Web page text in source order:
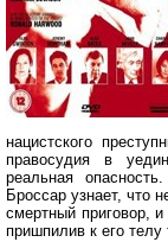
нацистского
правосудия в
реальная
Броссар узнает, что
смертный приговор,
пришпилив к его телу